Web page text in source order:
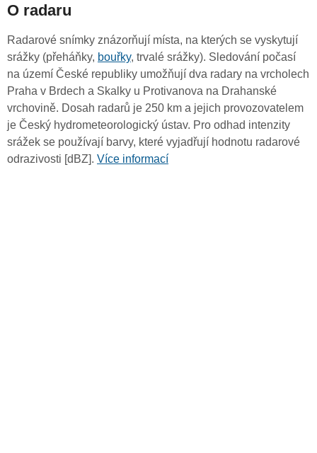
O radaru
Radarové snímky znázorňují místa, na kterých se vyskytují
srážky (přeháňky, bouřky, trvalé srážky). Sledování počasí
na území České republiky umožňují dva radary na vrcholech
Praha v Brdech a Skalky u Protivanova na Drahanské
vrchovině. Dosah radarů je 250 km a jejich provozovatelem
je Český hydrometeorologický ústav. Pro odhad intenzity
srážek se používají barvy, které vyjadřují hodnotu radarové
odrazivosti [dBZ]. Více informací